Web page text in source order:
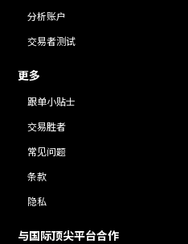
分析账户
交易者测试
更多
跟单小贴士
交易胜者
常见问题
条款
隐私
与国际顶尖平台合作